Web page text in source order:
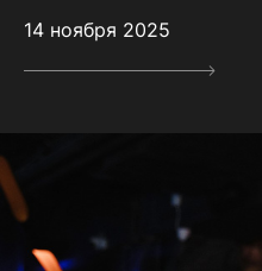
14 ноября 2025